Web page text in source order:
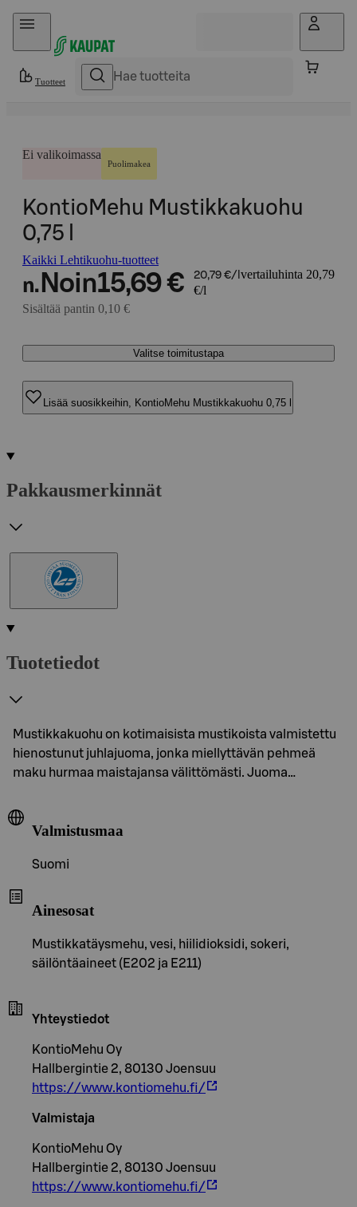
Hyppää sisältöön
Tuotteet
Ei valikoimassa
Puolimakea
KontioMehu Mustikkakuohu
0,75 l
Kaikki Lehtikuohu-tuotteet
n. Noin15,69 € 20,79 €/l vertailuhinta 20,79
€/l
Sisältää pantin 0,10 €
Valitse toimitustapa
Lisää suosikkeihin, KontioMehu Mustikkakuohu 0,75 l
Pakkausmerkinnät
Tuotetiedot
Mustikkakuohu on kotimaisista mustikoista valmistettu
hienostunut juhlajuoma, jonka miellyttävän pehmeä
maku hurmaa maistajansa välittömästi. Juoma…
Valmistusmaa
Suomi
Ainesosat
Mustikkatäysmehu, vesi, hiilidioksidi, sokeri,
säilöntäaineet (E202 ja E211)
Yhteystiedot
KontioMehu Oy
Hallbergintie 2, 80130 Joensuu
https://www.kontiomehu.fi/
Valmistaja
KontioMehu Oy
Hallbergintie 2, 80130 Joensuu
https://www.kontiomehu.fi/